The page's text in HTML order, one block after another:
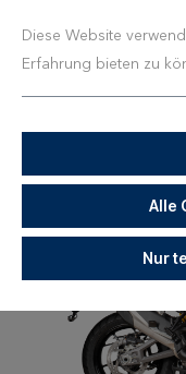
Ducati
(2025 - )
Diese Website
Erfahrung bieten zu
Alle
Nur